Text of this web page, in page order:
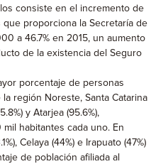
consiste en el incremento de
proporciona la Secretaría de
a 46.7% en 2015, un aumento
de la existencia del Seguro
porcentaje de personas
región Noreste, Santa Catarina
y Atarjea (95.6%),
habitantes cada uno. En
Celaya (44%) e Irapuato (47%)
de población afiliada al